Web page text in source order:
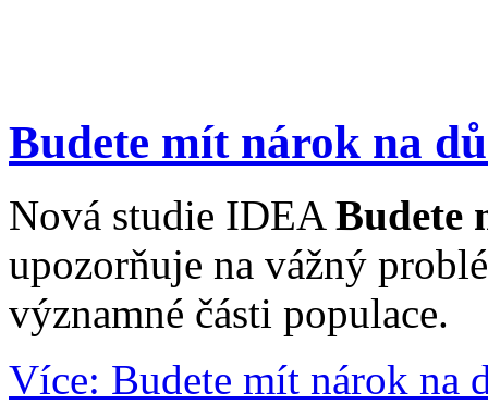
Budete mít nárok na
Nová studie IDEA Budete
upozorňuje na vážný
významné části populace.
Více: Budete mít nárok na